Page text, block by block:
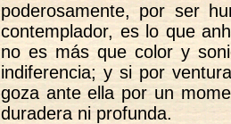
poderosamente, por ser
contemplador, es lo que
no es más que color y
indiferencia; y si por
goza ante ella por un
duradera ni profunda.